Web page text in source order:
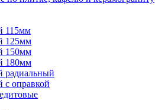
115мм
125мм
150мм
180мм
радиальный
с оправкой